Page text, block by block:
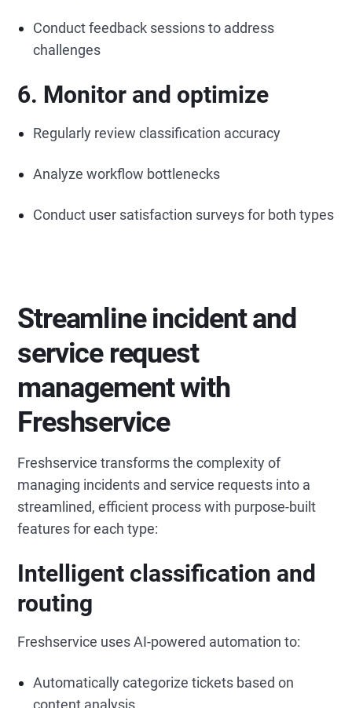
Conduct feedback sessions to address
challenges
6. Monitor and optimize
Regularly review classification accuracy
Analyze workflow bottlenecks
Conduct user satisfaction surveys for both types
Streamline incident and
service request
management with
Freshservice
Freshservice transforms the complexity of
managing incidents and service requests into a
streamlined, efficient process with purpose-built
features for each type:
Intelligent classification and
routing
Freshservice uses AI-powered automation to:
Automatically categorize tickets based on
content analysis